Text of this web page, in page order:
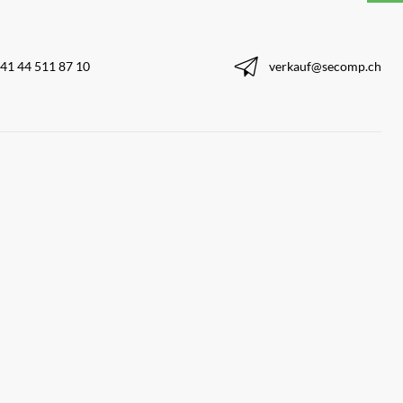
44 511 87 10 verkauf@secomp.ch